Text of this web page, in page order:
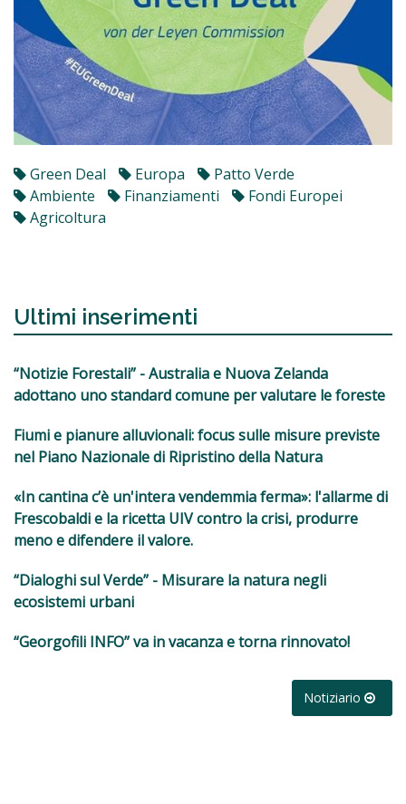
Green Deal Europa
Patto Verde
Ambiente
Finanziamenti
Fondi Europei
Agricoltura
Ultimi inserimenti
“Notizie Forestali” - Australia e Nuova Zelanda
adottano uno standard comune per valutare le foreste
Fiumi e pianure alluvionali: focus sulle misure previste
nel Piano Nazionale di Ripristino della Natura
«In cantina c’è un'intera vendemmia ferma»: l'allarme di
Frescobaldi e la ricetta UIV contro la crisi, produrre
meno e difendere il valore.
“Dialoghi sul Verde” - Misurare la natura negli
ecosistemi urbani
“Georgofili INFO” va in vacanza e torna rinnovato!
Notiziario